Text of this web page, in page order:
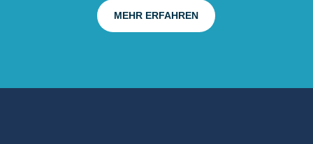
MEHR ERFAHREN